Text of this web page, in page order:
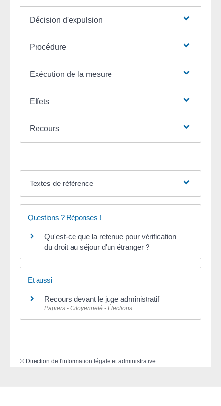
Décision d'expulsion
Procédure
Exécution de la mesure
Effets
Recours
Textes de référence
Questions ? Réponses !
Qu'est-ce que la retenue pour vérification
du droit au séjour d'un étranger ?
Et aussi
Recours devant le juge administratif
Papiers - Citoyenneté - Élections
© Direction de l'information légale et administrative